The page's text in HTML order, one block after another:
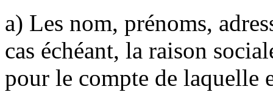
a) Les nom, prénoms,
cas échéant, la raison
pour le compte de laquelle